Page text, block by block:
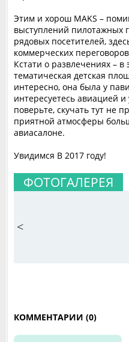
Этим и хорош MAKS –
выступлений пилотажных
рядовых посетителей,
коммерческих
Кстати о развлечениях – в
тематическая детская
интересно, она была у
интересуетесь авиацией
поверьте, скучать тут не
приятной атмосферы
авиасалоне.
Увидимся В 2017 году!
ФОТОГАЛЕРЕЯ
<
КОММЕНТАРИИ (0)